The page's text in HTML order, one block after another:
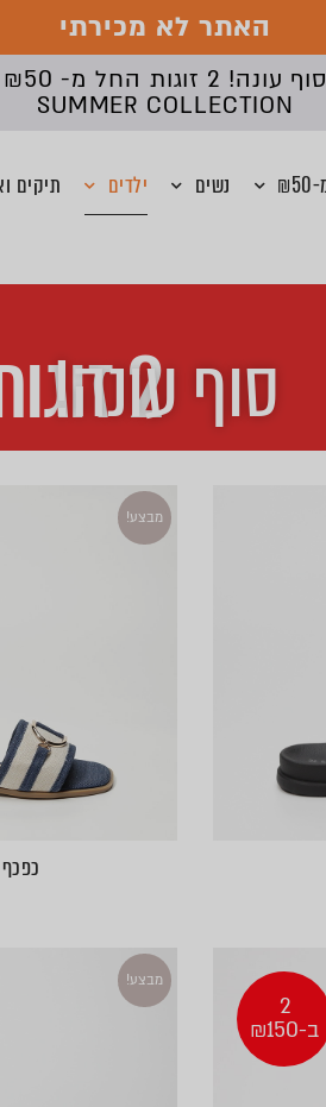
האתר לא מכירתי
סוף עונה! 2 זוגות החל מ- ₪50
SUMMER COLLECTION
נשים ילדים תיקים
סוף עונה!
2 זוגות
מבצע!
כפכף ARIN
2
ב-₪150
מבצע!